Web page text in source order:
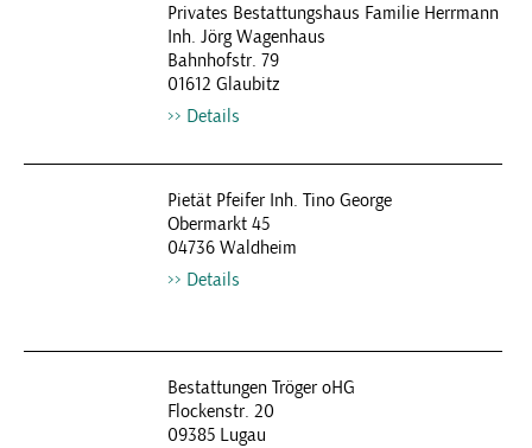
Privates Bestattungshaus Familie Herrmann
Inh. Jörg Wagenhaus
Bahnhofstr. 79
01612 Glaubitz
Details
Pietät Pfeifer Inh. Tino George
Obermarkt 45
04736 Waldheim
Details
Bestattungen Tröger oHG
Flockenstr. 20
09385 Lugau